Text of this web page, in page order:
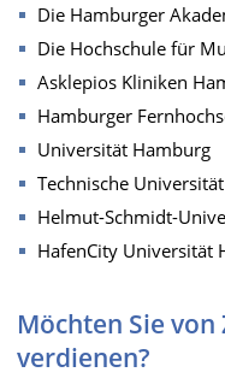
Die Hamburger
Die Hochschule für
Asklepios Kliniken
Hamburger
Universität Hamburg
Technische
Helmut-Schmidt-
HafenCity Universität
Möchten Sie von
verdienen?